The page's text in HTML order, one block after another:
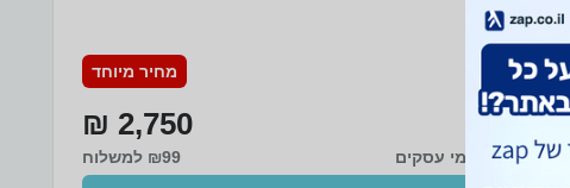
העגלה מאורגנת ומסודרת עם תבנית ספוג שאוחזת את הכלים
בכל מגרה מלאה בכלים לעגלה נעילה צידית מלאה לכל המגרות
עבודה, עגלות, עגלות כלים תגיות מוצר: עגלות כלים, עגלת
כלים, עגלת כלים מלאה מידות: אורך 82 ס״מ, רוחב 47 ס״מ,
גובה 97 ס״מ סרטון מוצר
מחיר מיוחד
2,750 ₪
₪99 למשלוח עד 4 ימי עסקים